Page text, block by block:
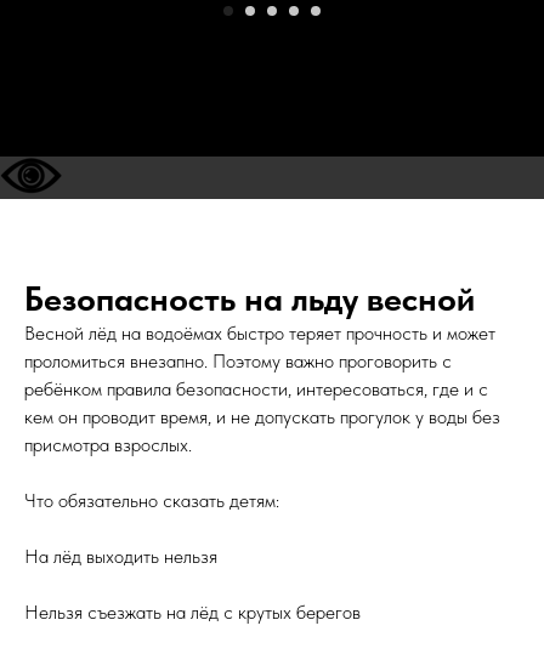
Безопасность на льду весной
Весной лёд на водоёмах быстро теряет прочность и может
проломиться внезапно. Поэтому важно проговорить с
ребёнком правила безопасности, интересоваться, где и с
кем он проводит время, и не допускать прогулок у воды без
присмотра взрослых.
Что обязательно сказать детям:
На лёд выходить нельзя
Нельзя съезжать на лёд с крутых берегов